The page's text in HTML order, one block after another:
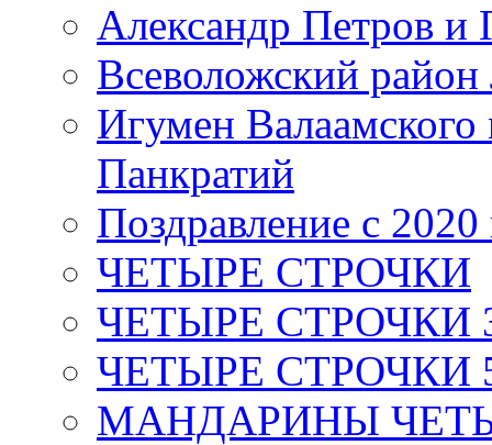
Александр Петров и
Всеволожский район
Игумен
Панкратий
Поздравление с 2020
ЧЕТЫРЕ СТРОЧКИ
ЧЕТЫРЕ СТРОЧКИ 3
ЧЕТЫРЕ СТРОЧКИ 5
МАНДАРИНЫ